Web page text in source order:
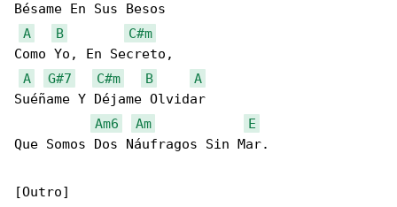
Bésame En Sus Besos
A
B
C#m
Como Yo, En Secreto,
A
G#7 C#m B
A
Suéñame Y Déjame Olvidar
Am6
Am
E
Que Somos Dos Náufragos Sin Mar.
[Outro]